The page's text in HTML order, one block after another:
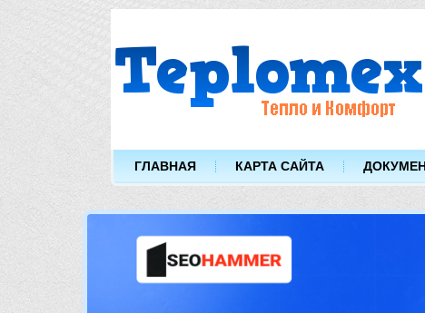
ГЛАВНАЯ КАРТА САЙТА